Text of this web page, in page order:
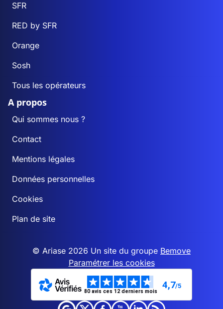
SFR
RED by SFR
Orange
Sosh
Tous les opérateurs
A propos
Qui sommes nous ?
Contact
Mentions légales
Données personnelles
Cookies
Plan de site
© Ariase 2026 Un site du groupe Bemove
Paramétrer les cookies
80 avis ces 12 derniers mois
4,7/5